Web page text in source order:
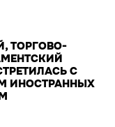
ТОРГОВО-
С
ИНОСТРАННЫХ